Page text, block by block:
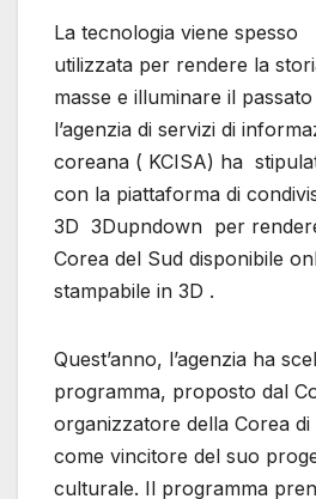
La tecnologia viene spesso
utilizzata per rendere la
masse e illuminare il
l’agenzia di servizi di
coreana ( KCISA) ha
con la piattaforma di
3D 3Dupndown per
Corea del Sud disponibile
stampabile in 3D .
Quest’anno, l’agenzia ha
programma, proposto dal
organizzatore della Corea
come vincitore del suo
culturale. Il programma